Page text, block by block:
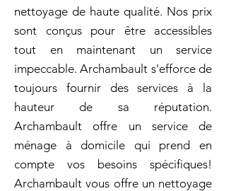
nettoyage de haute qualité. Nos prix
sont conçus pour être accessibles
tout en maintenant un service
impeccable. Archambault s'efforce de
toujours fournir des services à la
hauteur de sa réputation.
Archambault offre un service de
ménage à domicile qui prend en
compte vos besoins spécifiques!
Archambault vous offre un nettoyage